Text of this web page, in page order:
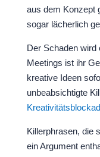
aus dem Konzept
sogar lächerlich
Der Schaden wird
Meetings ist ihr
kreative Ideen
unbeabsichtigte
Killerphrasen, die
ein Argument